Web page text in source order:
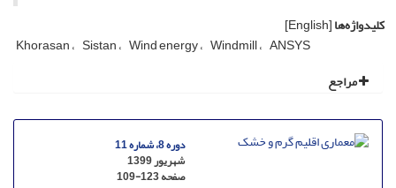
کلیدواژه‌ها[English]
Khorasan Sistan Wind energy Windmill ANSYS
مراجع
دوره 8، شماره 11
شهریور 1399
صفحه109-123